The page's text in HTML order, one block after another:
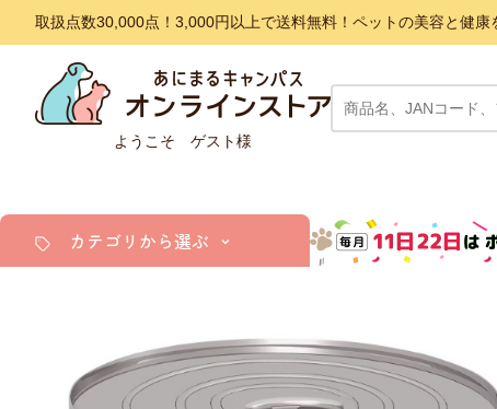
取扱点数30,000点！3,000円以上で送料無料！ペットの美容と健
ようこそ ゲスト様
カテゴリから選ぶ
小動物・鳥
アクア・爬虫類・昆虫